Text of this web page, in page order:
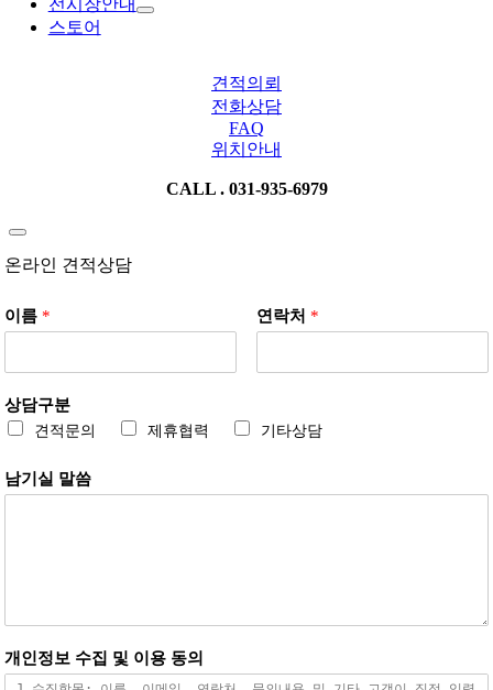
스토어
견적의뢰
전화상담
FAQ
위치안내
CALL . 031-935-6979
온라인 견적상담
이름 * 연락처 *
상담구분
견적문의 제휴협력 기타상담
남기실 말씀
개인정보 수집 및 이용 동의